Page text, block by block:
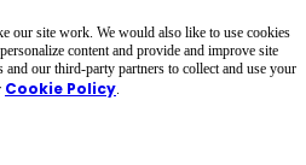
our site work. We would also like to use cookies
content and provide and improve site
our third-party partners to collect and use your
Cookie Policy.